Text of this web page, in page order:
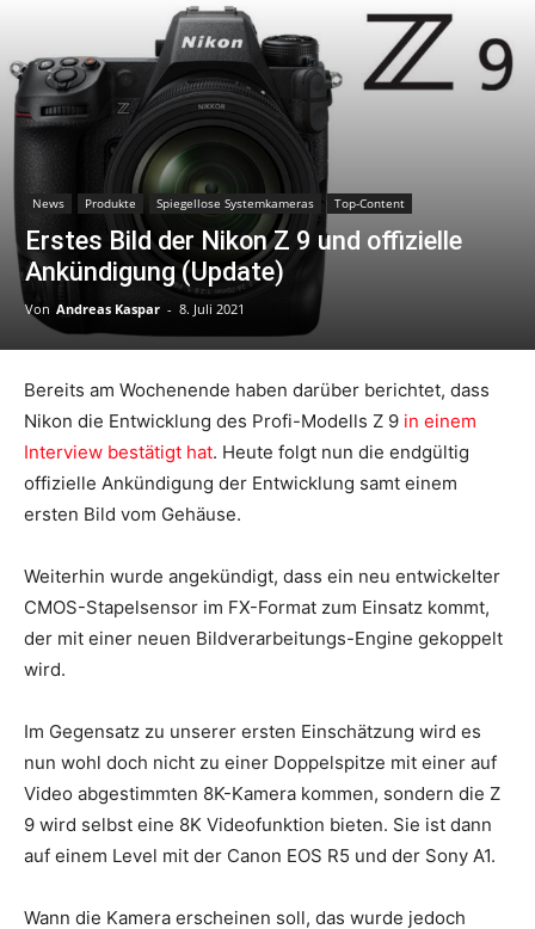
News Produkte Spiegellose Systemkameras Top-Content
Erstes Bild der Nikon Z 9 und offizielle
Ankündigung (Update)
Von Andreas Kaspar - 8. Juli 2021
Bereits am Wochenende haben darüber berichtet, dass
Nikon die Entwicklung des Profi-Modells Z 9 in einem
Interview bestätigt hat. Heute folgt nun die endgültig
offizielle Ankündigung der Entwicklung samt einem
ersten Bild vom Gehäuse.
Weiterhin wurde angekündigt, dass ein neu entwickelter
CMOS-Stapelsensor im FX-Format zum Einsatz kommt,
der mit einer neuen Bildverarbeitungs-Engine gekoppelt
wird.
Im Gegensatz zu unserer ersten Einschätzung wird es
nun wohl doch nicht zu einer Doppelspitze mit einer auf
Video abgestimmten 8K-Kamera kommen, sondern die Z
9 wird selbst eine 8K Videofunktion bieten. Sie ist dann
auf einem Level mit der Canon EOS R5 und der Sony A1.
Wann die Kamera erscheinen soll, das wurde jedoch